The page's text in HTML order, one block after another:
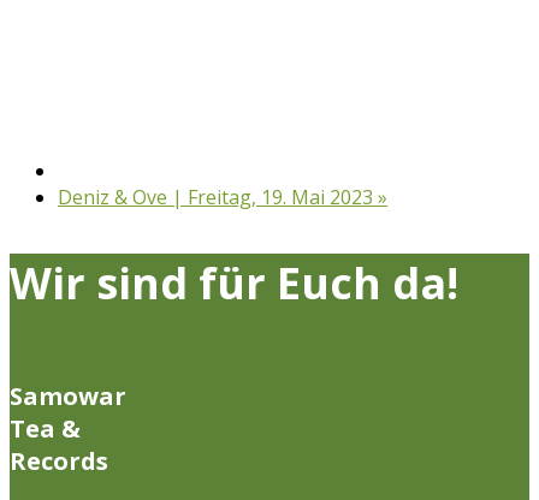
Deniz & Ove | Freitag, 19. Mai 2023 »
Wir sind für Euch da!
Samowar
Tea &
Records